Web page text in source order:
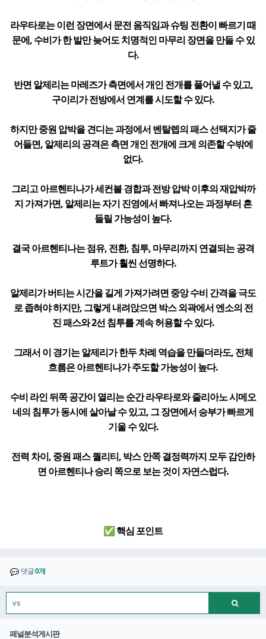
라우타로는 이런 장면에서 문전 움직임과 슈팅 전환이 빠르기 때
문에, 수비가 한 발만 늦어도 치명적인 마무리 장면을 만들 수 있
다.
반면 알제리는 마레즈가 측면에서 개인 전개를 풀어낼 수 있고,
구이리가 전방에서 연계를 시도할 수 있다.
하지만 중원 압박을 견디는 과정에서 벤탈렙의 패스 선택지가 줄
어들면, 알제리의 공격은 측면 개인 전개에 크게 의존할 수밖에
없다.
그리고 아르헨티나가 세컨볼 경합과 전방 압박 이후의 재압박까
지 가져가면, 알제리는 자기 진영에서 빠져나오는 과정부터 흔
들릴 가능성이 높다.
결국 아르헨티나는 점유, 전환, 침투, 마무리까지 연결되는 공격
루트가 훨씬 선명하다.
알제리가 버티는 시간을 길게 가져가려면 중앙 수비 간격을 극도
로 좁혀야 하지만, 그렇게 내려앉으면 박스 외곽에서 엔소의 전
진 패스와 2선 침투를 계속 허용할 수 있다.
그래서 이 경기는 알제리가 한두 차례 역습을 만들더라도, 전체
흐름은 아르헨티나가 주도할 가능성이 높다.
수비 라인 뒤쪽 공간이 열리는 순간 라우타로와 줄리아노 시메오
네의 침투가 동시에 살아날 수 있고, 그 장면에서 승부가 빠르게
기울 수 있다.
전력 차이, 중원 패스 퀄리티, 박스 안쪽 결정력까지 모두 감안하
면 아르헨티나 승리 쪽으로 보는 것이 자연스럽다.
✅ 핵심 포인트
댓글0개
패널분석게시판